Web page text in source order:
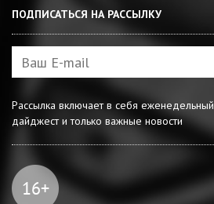
ПОДПИСАТЬСЯ НА РАССЫЛКУ
Рассылка включает в себя еженедельный
дайджест и только важные новости